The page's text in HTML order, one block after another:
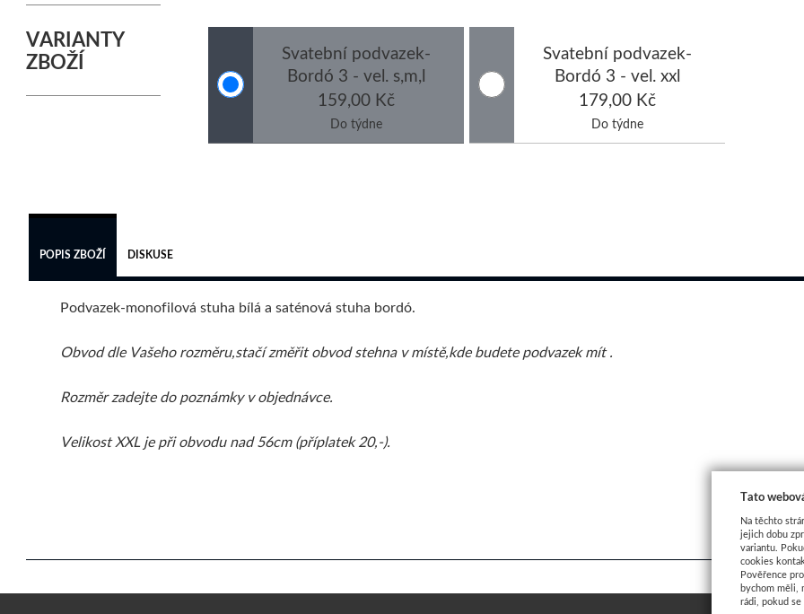
VARIANTY
ZBOŽÍ
Svatební podvazek-
Bordó 3 - vel. s,m,l
159,00 Kč
Do týdne
Svatební podvazek-
Bordó 3 - vel. xxl
179,00 Kč
Do týdne
POPIS ZBOŽÍ DISKUSE
Podvazek-monofilová stuha bílá a saténová stuha bordó.
Obvod dle Vašeho rozměru,stačí změřit obvod stehna v místě,kde budete podvazek mít .
Rozměr zadejte do poznámky v objednávce.
Velikost XXL je při obvodu nad 56cm (příplatek 20,-).
Tato
Na těchto
jejich dobu
variantu.
cookies
Pověřence
bychom měli,
rádi, pokud